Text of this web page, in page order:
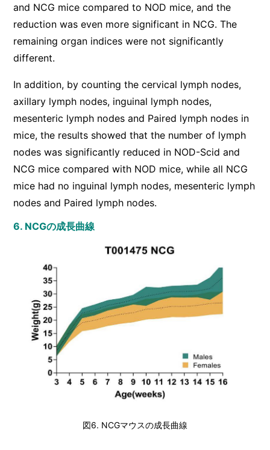
and NCG mice compared to NOD mice, and the
reduction was even more significant in NCG. The
remaining organ indices were not significantly
different.
In addition, by counting the cervical lymph nodes,
axillary lymph nodes, inguinal lymph nodes,
mesenteric lymph nodes and Paired lymph nodes in
mice, the results showed that the number of lymph
nodes was significantly reduced in NOD-Scid and
NCG mice compared with NOD mice, while all NCG
mice had no inguinal lymph nodes, mesenteric lymph
nodes and Paired lymph nodes.
6. NCGの成長曲線
図6. NCGマウスの成長曲線